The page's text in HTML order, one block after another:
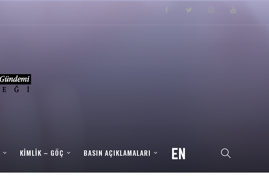
KIMLIK – GÖÇ BASIN AÇIKLAMALARI